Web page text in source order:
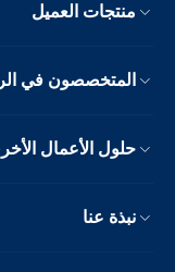
منتجات العميل
المتخصصون في
حلول الأعمال
نبذة عنا